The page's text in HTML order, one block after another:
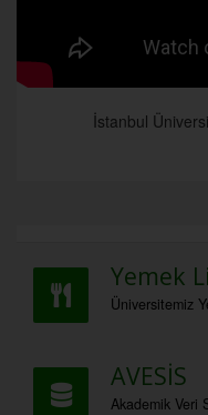
İstanbul
Yemek
Üniversitemiz
AVESİS
Akademik Veri